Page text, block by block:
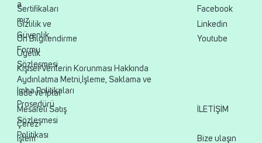
a
Sertifikaları
mız
Gizlilik ve
Güvenlik
Ön Bilgilendirme
Formu
Üyelik
Sözleşmesi
Kişisel Verilerin Korunması Hakkında
Aydınlatma Metni,İşleme, Saklama ve
İmha Politikaları
İade ve İptal
Prosedürü
Mesafeli Satış
Sözleşmesi
Çerez
Politikası
İşlem
Facebook
Linkedin
Youtube
İLETİŞİM
Bize ulaşın